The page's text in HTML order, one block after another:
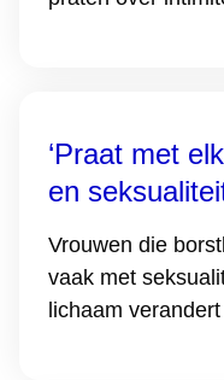
‘Praat met
en
Vrouwen die
vaak met
lichaam